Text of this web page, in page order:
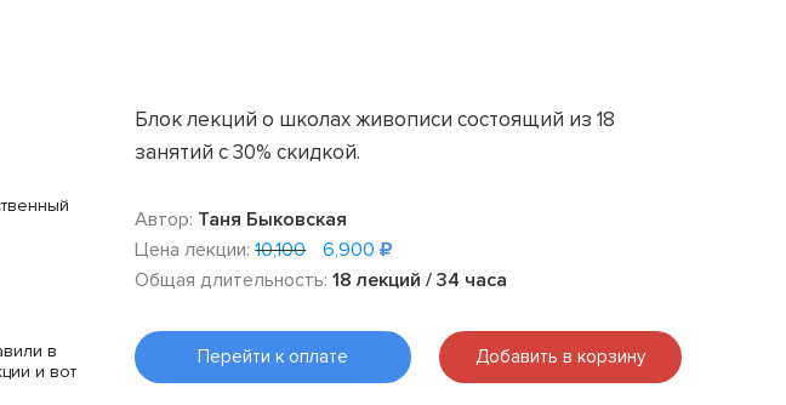
в
и вот
Блок лекций о школах живописи состоящий из 18
занятий с 30% скидкой.
Автор: Таня Быковская
Цена лекции: 10,100
6,900
Общая длительность: 18 лекций / 34 часа
Перейти к оплате Добавить в корзину